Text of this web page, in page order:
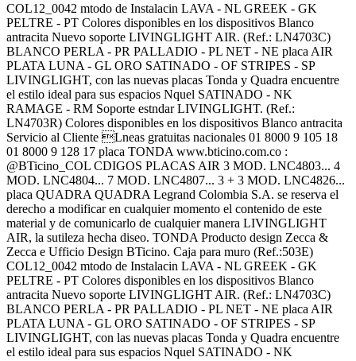
COL12_0042 mtodo de Instalacin LAVA - NL GREEK - GK
PELTRE - PT Colores disponibles en los dispositivos Blanco
antracita Nuevo soporte LIVINGLIGHT AIR. (Ref.: LN4703C)
BLANCO PERLA - PR PALLADIO - PL NET - NE placa AIR
PLATA LUNA - GL ORO SATINADO - OF STRIPES - SP
LIVINGLIGHT, con las nuevas placas Tonda y Quadra encuentre
el estilo ideal para sus espacios Nquel SATINADO - NK
RAMAGE - RM Soporte estndar LIVINGLIGHT. (Ref.:
LN4703R) Colores disponibles en los dispositivos Blanco antracita
Servicio al Cliente Lneas gratuitas nacionales 01 8000 9 105 18
01 8000 9 128 17 placa TONDA www.bticino.com.co :
@BTicino_COL CDIGOS PLACAS AIR 3 MOD. LNC4803... 4
MOD. LNC4804... 7 MOD. LNC4807... 3 + 3 MOD. LNC4826...
placa QUADRA QUADRA Legrand Colombia S.A. se reserva el
derecho a modificar en cualquier momento el contenido de este
material y de comunicarlo de cualquier manera LIVINGLIGHT
AIR, la sutileza hecha diseo. TONDA Producto design Zecca &
Zecca e Ufficio Design BTicino. Caja para muro (Ref.:503E)
COL12_0042 mtodo de Instalacin LAVA - NL GREEK - GK
PELTRE - PT Colores disponibles en los dispositivos Blanco
antracita Nuevo soporte LIVINGLIGHT AIR. (Ref.: LN4703C)
BLANCO PERLA - PR PALLADIO - PL NET - NE placa AIR
PLATA LUNA - GL ORO SATINADO - OF STRIPES - SP
LIVINGLIGHT, con las nuevas placas Tonda y Quadra encuentre
el estilo ideal para sus espacios Nquel SATINADO - NK